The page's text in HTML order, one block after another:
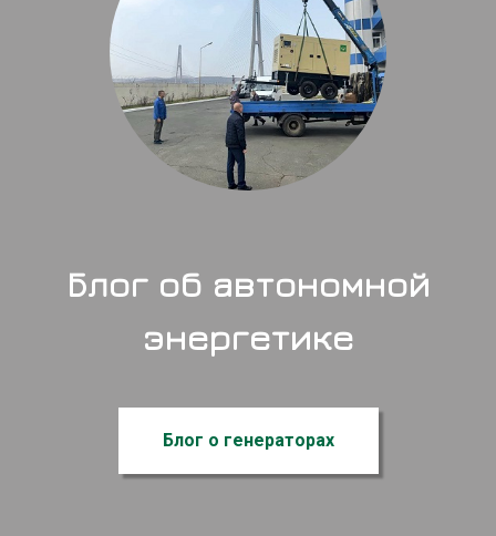
Блог об автономной
энергетике
Блог о генераторах